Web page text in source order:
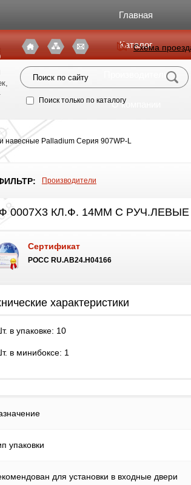
Главная
Каталог
Производители
О компании
Схема
Поиск только по каталогу
навесные Palladium Серия 907WP-L
Производители
0007Х3 КЛ.Ф. 14ММ С
Сертификат
РОСС RU.AB24.H04166
характеристики
в упаковке: 10
в минибоксе: 1
упаковки
для установки в входные двери